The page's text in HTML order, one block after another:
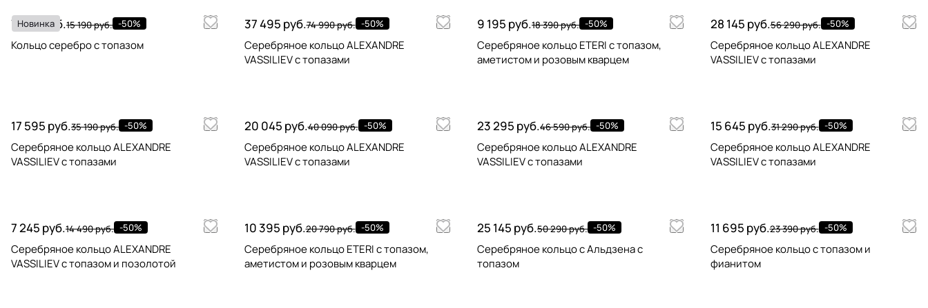
Новинка
7 595 руб.15 190 руб. -50%
Кольцо серебро с топазом
37 495 руб.74 990 руб. -50%
Серебряное кольцо ALEXANDRE
VASSILIEV с топазами
9 195 руб.18 390 руб. -50%
Серебряное кольцо ETERI с топазом,
аметистом и розовым кварцем
28 145 руб.56 290 руб. -50%
Серебряное кольцо ALEXANDRE
VASSILIEV с топазами
17 595 руб.35 190 руб. -50%
Серебряное кольцо ALEXANDRE
VASSILIEV с топазами
20 045 руб.40 090 руб. -50%
Серебряное кольцо ALEXANDRE
VASSILIEV с топазами
23 295 руб.46 590 руб. -50%
Серебряное кольцо ALEXANDRE
VASSILIEV с топазами
15 645 руб.31 290 руб. -50%
Серебряное кольцо ALEXANDRE
VASSILIEV с топазами
7 245 руб.14 490 руб. -50%
Серебряное кольцо ALEXANDRE
VASSILIEV с топазом и позолотой
10 395 руб.20 790 руб. -50%
Серебряное кольцо ETERI с топазом,
аметистом и розовым кварцем
25 145 руб.50 290 руб. -50%
Серебряное кольцо с Альдзена с
топазом
11 695 руб.23 390 руб. -50%
Серебряное кольцо с топазом и
фианитом